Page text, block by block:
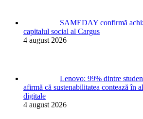
SAMEDAY confirmă
capitalul social al Cargus
4 august 2026
Lenovo: 99% dintre
afirmă că sustenabilitatea contează în
digitale
4 august 2026